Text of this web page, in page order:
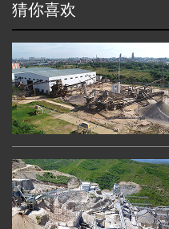
猜你喜欢